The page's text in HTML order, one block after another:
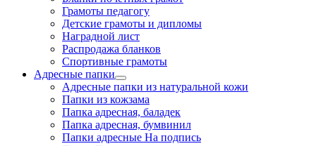
Грамоты педагогу
Детские грамоты и дипломы
Наградной лист
Распродажа бланков
Спортивные грамоты
Адресные папки
Адресные папки из натуральной кожи
Папки из кожзама
Папка адресная, баладек
Папка адресная, бумвинил
Папки адресные На подпись